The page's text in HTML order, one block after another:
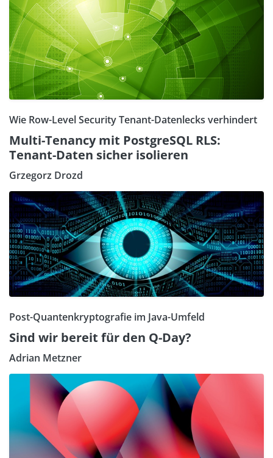
Wie Row-Level Security Tenant-Datenlecks verhindert
Multi-Tenancy mit PostgreSQL RLS:
Tenant-Daten sicher isolieren
Grzegorz Drozd
Post-Quantenkryptografie im Java-Umfeld
Sind wir bereit für den Q-Day?
Adrian Metzner